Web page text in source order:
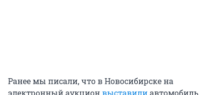
Ранее мы писали, что в Новосибирске на
электронный аукционвыставилиавтомобиль